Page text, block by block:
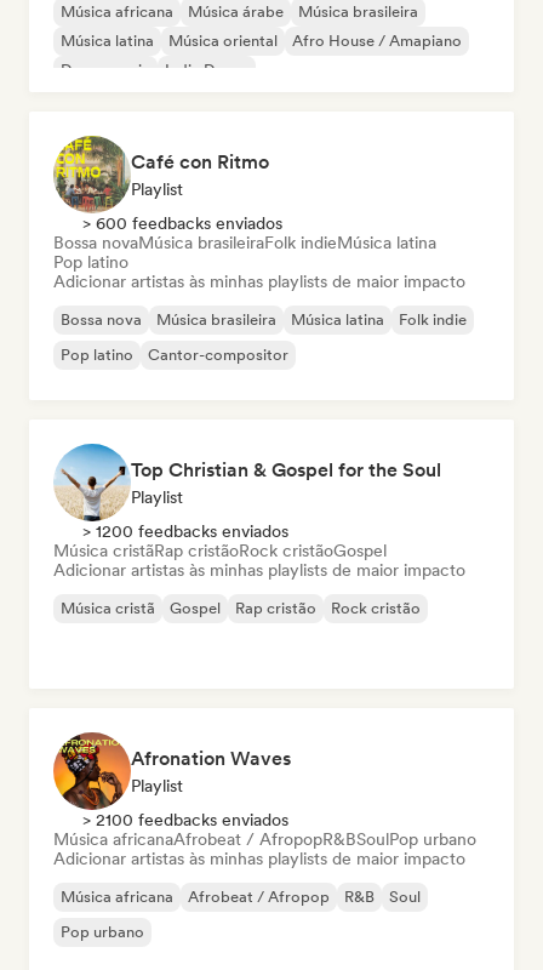
Música africana Música árabe
Música brasileira
Música latina
Música oriental
Afro House / Amapiano
Dance music
Indie Dance
Café con Ritmo
Playlist
> 600 feedbacks enviados
Bossa novaMúsica brasileiraFolk indieMúsica latina
Pop latino
Adicionar artistas às minhas playlists de maior impacto
Bossa nova Música brasileira Música latina
Folk indie
Pop latino
Cantor-compositor
Top Christian & Gospel for the Soul
Playlist
> 1200 feedbacks enviados
Música cristãRap cristãoRock cristãoGospel
Adicionar artistas às minhas playlists de maior impacto
Música cristã Gospel Rap cristão Rock cristão
Afronation Waves
Playlist
> 2100 feedbacks enviados
Música africanaAfrobeat / AfropopR&BSoulPop urbano
Adicionar artistas às minhas playlists de maior impacto
Música africana Afrobeat / Afropop R&B
Soul
Pop urbano